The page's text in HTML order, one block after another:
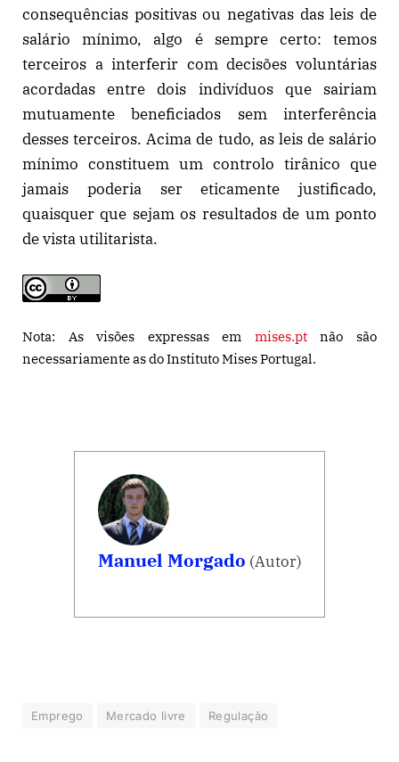
consequências positivas ou negativas das leis de
salário mínimo, algo é sempre certo: temos
terceiros a interferir com decisões voluntárias
acordadas entre dois indivíduos que sairiam
mutuamente beneficiados sem interferência
desses terceiros. Acima de tudo, as leis de salário
mínimo constituem um controlo tirânico que
jamais poderia ser eticamente justificado,
quaisquer que sejam os resultados de um ponto
de vista utilitarista.
Nota: As visões expressas em mises.ptnão são
necessariamente as do Instituto Mises Portugal.
Manuel Morgado (Autor)
Emprego Mercado livre Regulação